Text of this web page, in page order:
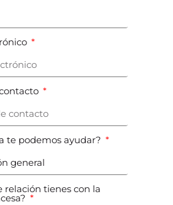
te podemos ayudar?
relación tienes con la